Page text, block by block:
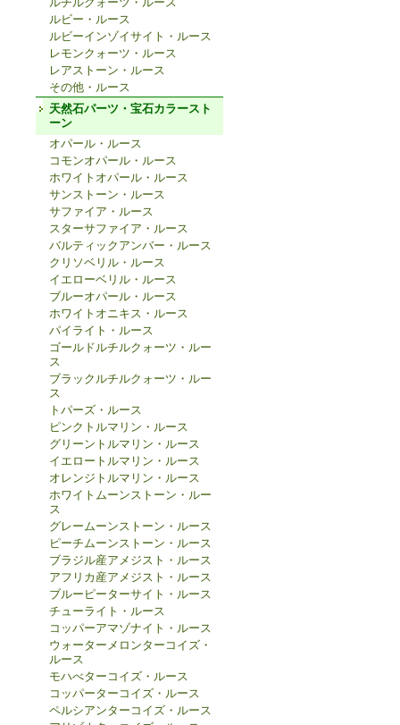
ルビー・ルース
ルビーインゾイサイト・ルース
レモンクォーツ・ルース
レアストーン・ルース
その他・ルース
天然石パーツ・宝石カラースト
ーン
オパール・ルース
コモンオパール・ルース
ホワイトオパール・ルース
サンストーン・ルース
サファイア・ルース
スターサファイア・ルース
バルティックアンバー・ルース
クリソベリル・ルース
イエローベリル・ルース
ブルーオパール・ルース
ホワイトオニキス・ルース
パイライト・ルース
ゴールドルチルクォーツ・ルー
ス
ブラックルチルクォーツ・ルー
ス
トパーズ・ルース
ピンクトルマリン・ルース
グリーントルマリン・ルース
イエロートルマリン・ルース
オレンジトルマリン・ルース
ホワイトムーンストーン・ルー
ス
グレームーンストーン・ルース
ピーチムーンストーン・ルース
ブラジル産アメジスト・ルース
アフリカ産アメジスト・ルース
ブルーピーターサイト・ルース
チューライト・ルース
コッパーアマゾナイト・ルース
ウォーターメロンターコイズ・
ルース
モハべターコイズ・ルース
コッパーターコイズ・ルース
ペルシアンターコイズ・ルース